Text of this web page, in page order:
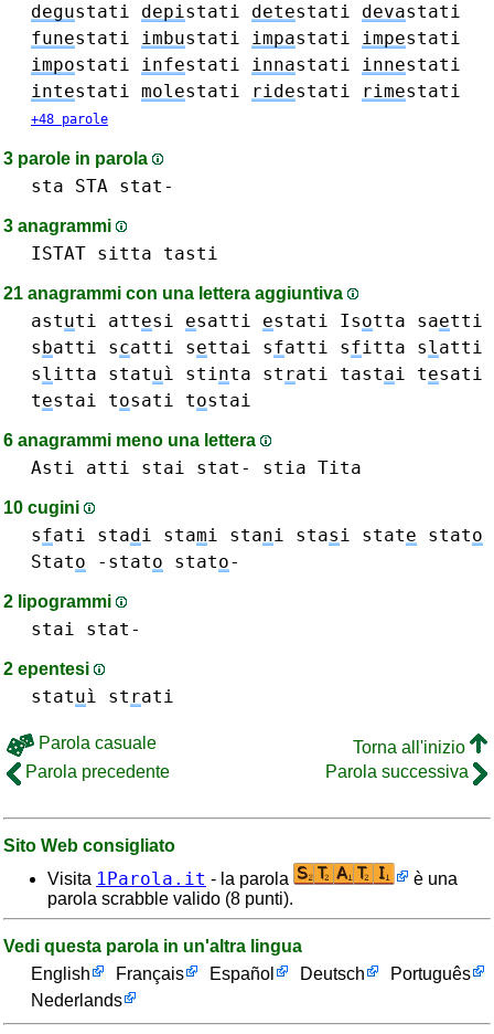
degustati depistati detestati devastati
funestati imbustati impastati impestati
impostati infestati innastati innestati
intestati molestati ridestati rimestati
+48 parole
3 parole in parola
sta STA stat-
3 anagrammi
ISTAT sitta tasti
21 anagrammi con una lettera aggiuntiva
astuti attesi esatti estati Isotta saetti
sbatti scatti settai sfatti sfitta slatti
slitta statuì stinta st rati tastai tesati
testai tosati tostai
6 anagrammi meno una lettera
Asti atti stai stat- stia Tita
10 cugini
sfati stadi stami stani stasi state stato
Stato -stato stato-
2 lipogrammi
stai stat-
2 epentesi
statuì st rati
Parola casuale
Torna all'inizio
Parola precedente
Parola successiva
Sito Web consigliato
Visita 1Parola.it - la parola
è una
parola scrabble valido (8 punti).
Vedi questa parola in un'altra lingua
English
Français Español Deutsch
Português
Nederlands